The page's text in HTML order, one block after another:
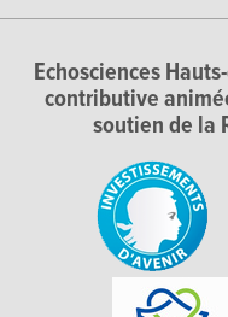
Echosciences
contributive
soutien de la